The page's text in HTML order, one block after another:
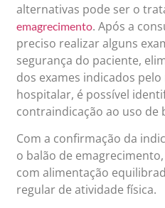
alternativas pode ser o
emagrecimento. Após a
preciso realizar alguns
segurança do paciente,
dos exames indicados
hospitalar, é possível
contraindicação ao uso de
Com a confirmação da
o balão de
com alimentação
regular de atividade física.